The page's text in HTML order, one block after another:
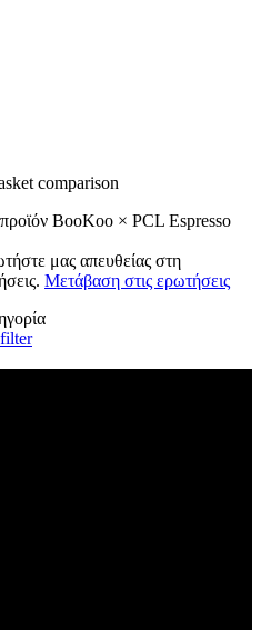
προϊόν BooKoo × PCL Espresso
μας απευθείας στη
Μετάβαση στις ερωτήσεις